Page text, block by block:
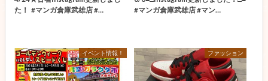
た！ #マンガ倉庫武雄店 #…
#マンガ倉庫武雄店 #マン…
イベント情報！ ファッション